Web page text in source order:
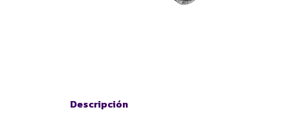
Descripción